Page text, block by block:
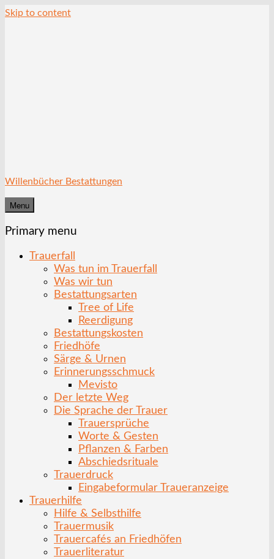
Skip to content
Willenbücher Bestattungen
Menu
Primary menu
Trauerfall
Was tun im Trauerfall
Was wir tun
Bestattungsarten
Tree of Life
Reerdigung
Bestattungskosten
Friedhöfe
Särge & Urnen
Erinnerungsschmuck
Mevisto
Der letzte Weg
Die Sprache der Trauer
Trauersprüche
Worte & Gesten
Pflanzen & Farben
Abschiedsrituale
Trauerdruck
Eingabeformular Traueranzeige
Trauerhilfe
Hilfe & Selbsthilfe
Trauermusik
Trauercafés an Friedhöfen
Trauerliteratur